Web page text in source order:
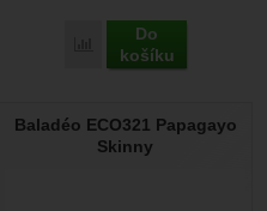
Porovnat
Do
košíku
Baladéo ECO321 Papagayo
Skinny